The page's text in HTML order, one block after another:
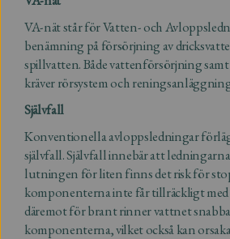
VA-nät står för Vatten- och
benämning på försörjning av
spillvatten. Både vattenförsörjning
kräver rörsystem och
Självfall
Konventionella avloppsledningar
självfall. Självfall innebär att
lutningen för liten finns det risk för
komponenterna inte får tillräckligt
däremot för brant rinner vattnet
komponenterna, vilket också kan